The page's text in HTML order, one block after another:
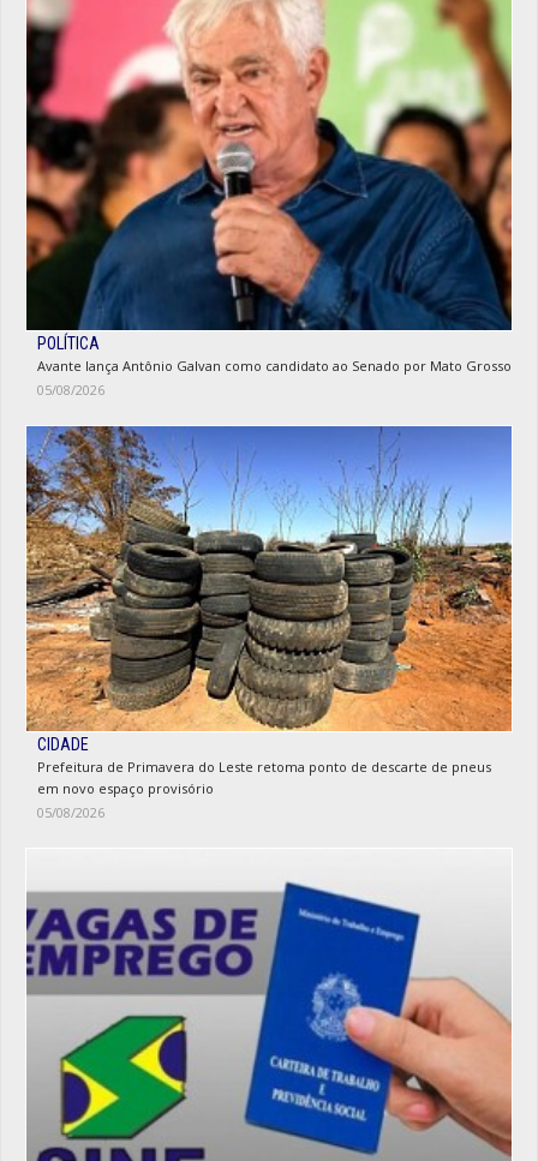
POLÍTICA
Avante lança Antônio Galvan como candidato ao Senado por Mato Grosso
05/08/2026
CIDADE
Prefeitura de Primavera do Leste retoma ponto de descarte de pneus
em novo espaço provisório
05/08/2026